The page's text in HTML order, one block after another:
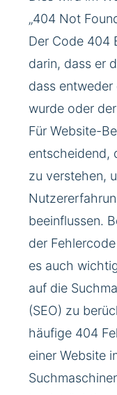
„404 Not
Der Code 404
darin, dass er
dass
wurde oder
Für Website-
entscheidend,
zu verstehen,
beeinflussen.
der
es auch
auf die
(SEO) zu
häufige 404
einer Website